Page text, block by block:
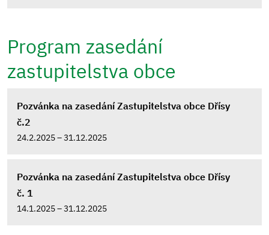
Program zasedání
zastupitelstva obce
Pozvánka na zasedání Zastupitelstva obce Dřísy
č.2
24.2.2025 – 31.12.2025
Pozvánka na zasedání Zastupitelstva obce Dřísy
č. 1
14.1.2025 – 31.12.2025